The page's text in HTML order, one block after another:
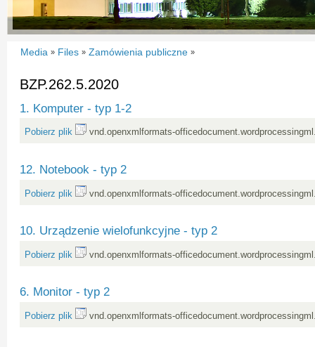
Media » Files » Zamówienia publiczne »
BZP.262.5.2020
1. Komputer - typ 1-2
Pobierz plik vnd.openxmlformats-
12. Notebook - typ 2
Pobierz plik vnd.openxmlformats-
10. Urządzenie wielofunkcyjne - typ 2
Pobierz plik vnd.openxmlformats-
6. Monitor - typ 2
Pobierz plik vnd.openxmlformats-